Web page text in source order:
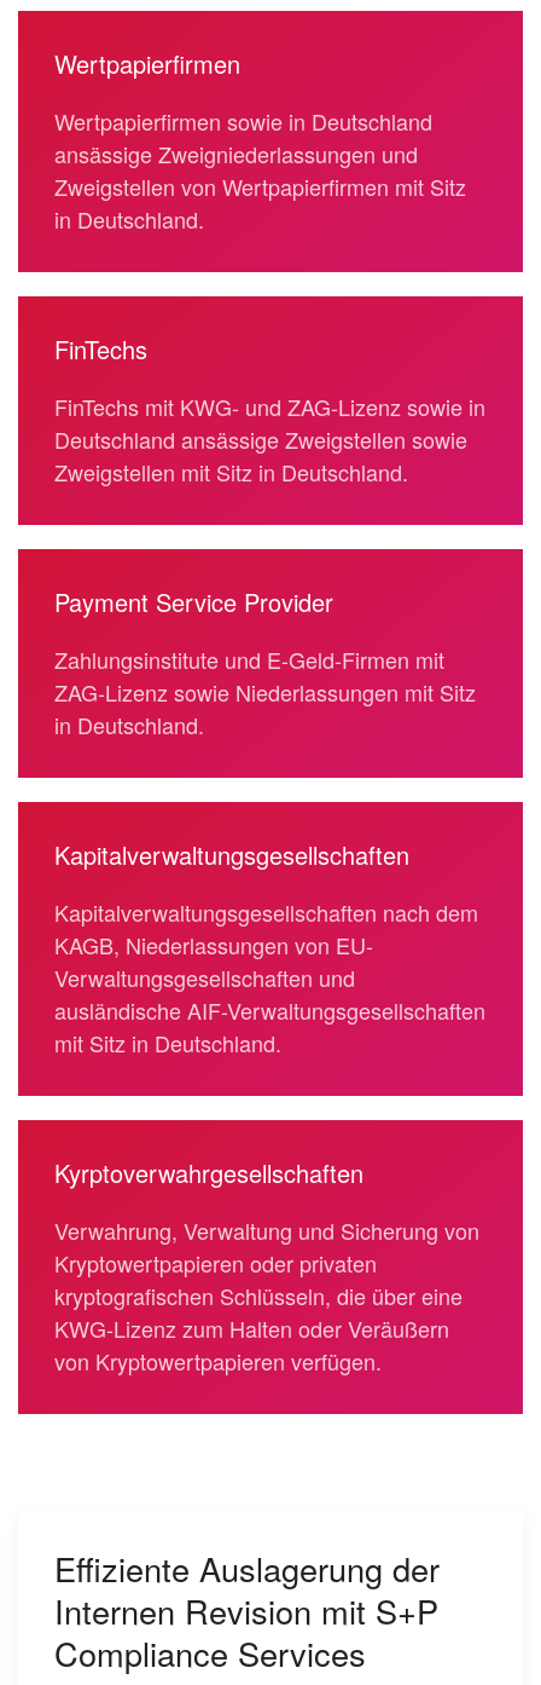
Wertpapierfirmen
Wertpapierfirmen sowie in Deutschland
ansässige Zweigniederlassungen und
Zweigstellen von Wertpapierfirmen mit Sitz
in Deutschland.
FinTechs
FinTechs mit KWG- und ZAG-Lizenz sowie in
Deutschland ansässige Zweigstellen sowie
Zweigstellen mit Sitz in Deutschland.
Payment Service Provider
Zahlungsinstitute und E-Geld-Firmen mit
ZAG-Lizenz sowie Niederlassungen mit Sitz
in Deutschland.
Kapitalverwaltungsgesellschaften
Kapitalverwaltungsgesellschaften nach dem
KAGB, Niederlassungen von EU-
Verwaltungsgesellschaften und
ausländische AIF-Verwaltungsgesellschaften
mit Sitz in Deutschland.
Kyrptoverwahrgesellschaften
Verwahrung, Verwaltung und Sicherung von
Kryptowertpapieren oder privaten
kryptografischen Schlüsseln, die über eine
KWG-Lizenz zum Halten oder Veräußern
von Kryptowertpapieren verfügen.
Effiziente Auslagerung der
Internen Revision mit S+P
Compliance Services